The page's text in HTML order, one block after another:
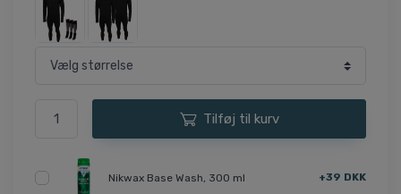
Tilføj til kurv
Nikwax Base Wash, 300 ml +39 DKK